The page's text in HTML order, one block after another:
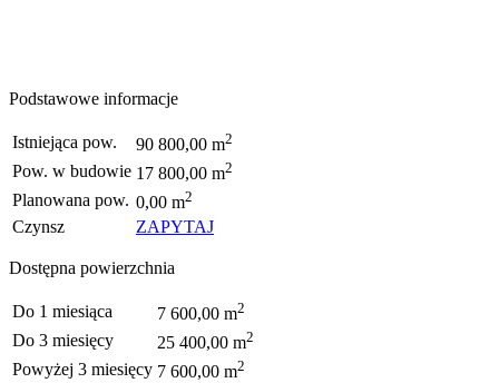
Podstawowe informacje
Istniejąca pow. 90 800,00 m2
Pow. w budowie 17 800,00 m2
Planowana pow. 0,00 m2
Czynsz ZAPYTAJ
Dostępna powierzchnia
Do 1 miesiąca 7 600,00 m2
Do 3 miesięcy 25 400,00 m2
Powyżej 3 miesięcy 7 600,00 m2